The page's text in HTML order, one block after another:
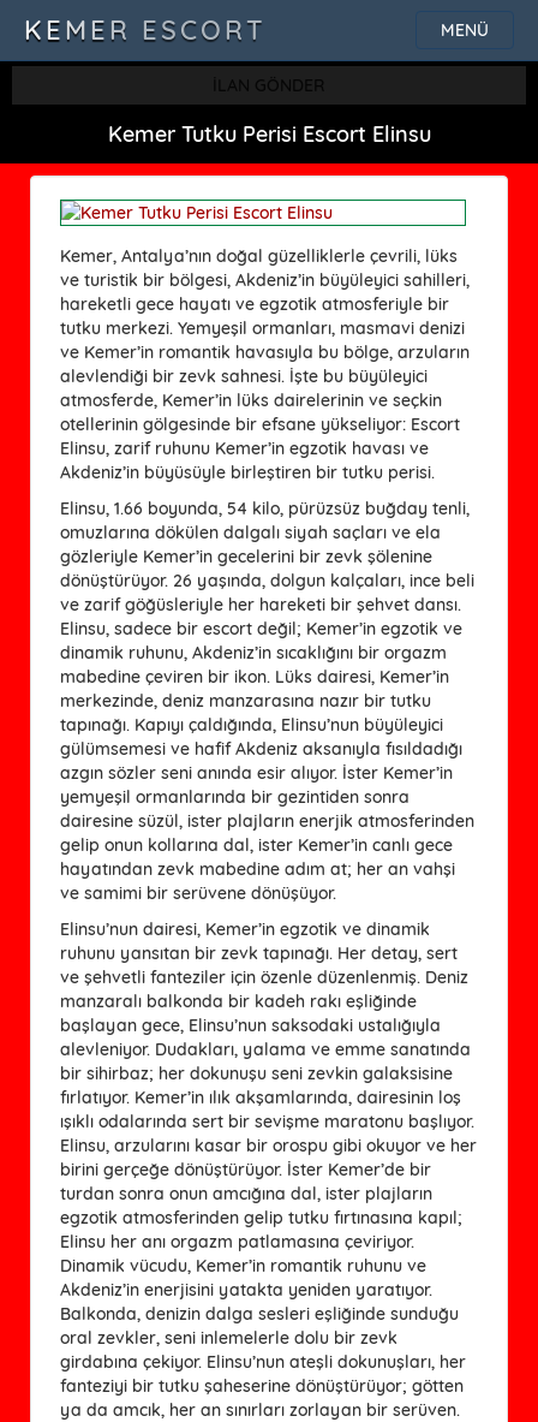
MENÜ
KEMER ESCORT
İLAN GÖNDER
Kemer Tutku Perisi Escort Elinsu
Kemer, Antalya’nın doğal güzelliklerle çevrili, lüks
ve turistik bir bölgesi, Akdeniz’in büyüleyici sahilleri,
hareketli gece hayatı ve egzotik atmosferiyle bir
tutku merkezi. Yemyeşil ormanları, masmavi denizi
ve Kemer’in romantik havasıyla bu bölge, arzuların
alevlendiği bir zevk sahnesi. İşte bu büyüleyici
atmosferde, Kemer’in lüks dairelerinin ve seçkin
otellerinin gölgesinde bir efsane yükseliyor: Escort
Elinsu, zarif ruhunu Kemer’in egzotik havası ve
Akdeniz’in büyüsüyle birleştiren bir tutku perisi.
Elinsu, 1.66 boyunda, 54 kilo, pürüzsüz buğday tenli,
omuzlarına dökülen dalgalı siyah saçları ve ela
gözleriyle Kemer’in gecelerini bir zevk şölenine
dönüştürüyor. 26 yaşında, dolgun kalçaları, ince beli
ve zarif göğüsleriyle her hareketi bir şehvet dansı.
Elinsu, sadece bir escort değil; Kemer’in egzotik ve
dinamik ruhunu, Akdeniz’in sıcaklığını bir orgazm
mabedine çeviren bir ikon. Lüks dairesi, Kemer’in
merkezinde, deniz manzarasına nazır bir tutku
tapınağı. Kapıyı çaldığında, Elinsu’nun büyüleyici
gülümsemesi ve hafif Akdeniz aksanıyla fısıldadığı
azgın sözler seni anında esir alıyor. İster Kemer’in
yemyeşil ormanlarında bir gezintiden sonra
dairesine süzül, ister plajların enerjik atmosferinden
gelip onun kollarına dal, ister Kemer’in canlı gece
hayatından zevk mabedine adım at; her an vahşi
ve samimi bir serüvene dönüşüyor.
Elinsu’nun dairesi, Kemer’in egzotik ve dinamik
ruhunu yansıtan bir zevk tapınağı. Her detay, sert
ve şehvetli fanteziler için özenle düzenlenmiş. Deniz
manzaralı balkonda bir kadeh rakı eşliğinde
başlayan gece, Elinsu’nun saksodaki ustalığıyla
alevleniyor. Dudakları, yalama ve emme sanatında
bir sihirbaz; her dokunuşu seni zevkin galaksisine
fırlatıyor. Kemer’in ılık akşamlarında, dairesinin loş
ışıklı odalarında sert bir sevişme maratonu başlıyor.
Elinsu, arzularını kasar bir orospu gibi okuyor ve her
birini gerçeğe dönüştürüyor. İster Kemer’de bir
turdan sonra onun amcığına dal, ister plajların
egzotik atmosferinden gelip tutku fırtınasına kapıl;
Elinsu her anı orgazm patlamasına çeviriyor.
Dinamik vücudu, Kemer’in romantik ruhunu ve
Akdeniz’in enerjisini yatakta yeniden yaratıyor.
Balkonda, denizin dalga sesleri eşliğinde sunduğu
oral zevkler, seni inlemelerle dolu bir zevk
girdabına çekiyor. Elinsu’nun ateşli dokunuşları, her
fanteziyi bir tutku şaheserine dönüştürüyor; götten
ya da amcık, her an sınırları zorlayan bir serüven.